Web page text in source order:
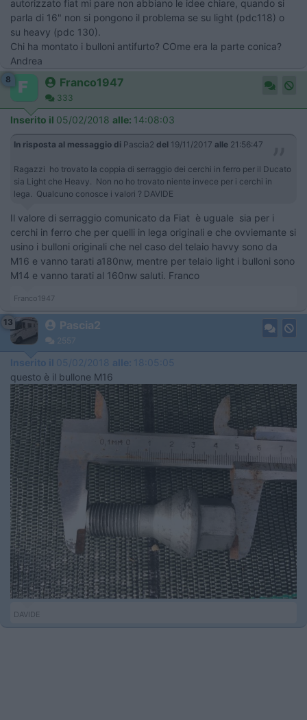
autorizzato fiat mi pare non abbiano le idee chiare, quando si
parla di 16" non si pongono il problema se su light (pdc118) o
su heavy (pdc 130).
Chi ha montato i bulloni antifurto? COme era la parte conica?
Andrea
8 Franco1947
333
Inserito il 05/02/2018 alle: 14:08:03
In risposta al messaggio di Pascia2 del 19/11/2017 alle 21:56:47
Ragazzi ho trovato la coppia di serraggio dei cerchi in ferro per il Ducato
sia Light che Heavy. Non no ho trovato niente invece per i cerchi in
lega. Qualcuno conosce i valori ? DAVIDE
Il valore di serraggio comunicato da Fiat è uguale sia per i
cerchi in ferro che per quelli in lega originali e che ovviemante si
usino i bulloni originali che nel caso del telaio havvy sono da
M16 e vanno tarati a180nw, mentre per telaio light i bulloni sono
M14 e vanno tarati al 160nw saluti. Franco
Franco1947
13 Pascia2
2557
Inserito il 05/02/2018 alle: 18:05:05
questo è il bullone M16
DAVIDE